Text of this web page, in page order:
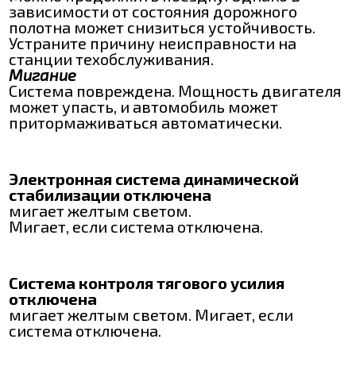
зависимости от состояния дорожного
полотна может снизиться устойчивость.
Устраните причину неисправности на
станции техобслуживания.
Мигание
Система повреждена. Мощность двигателя
может упасть, и автомобиль может
притормаживаться автоматически.
Электронная система динамической
стабилизации отключена
мигает желтым светом.
Мигает, если система отключена.
Система контроля тягового усилия
отключена
мигает желтым светом. Мигает, если
система отключена.